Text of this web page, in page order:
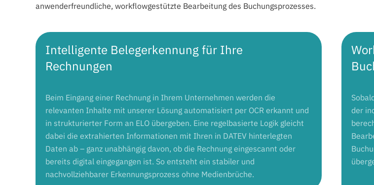
anwenderfreundliche, workflowgestützte Bearbeitung des Buchungsprozesses.
Intelligente Belegerkennung für Ihre
Rechnungen
Beim Eingang einer Rechnung in Ihrem Unternehmen werden die
relevanten Inhalte mit unserer Lösung automatisiert per OCR erkannt und
in strukturierter Form an ELO übergeben. Eine regelbasierte Logik gleicht
dabei die extrahierten Informationen mit Ihren in DATEV hinterlegten
Daten ab – ganz unabhängig davon, ob die Rechnung eingescannt oder
bereits digital eingegangen ist. So entsteht ein stabiler und
nachvollziehbarer Erkennungsprozess ohne Medienbrüche.
der